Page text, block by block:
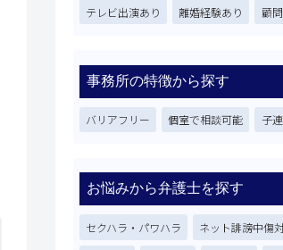
テレビ出演あり 離婚経験あり 顧
事務所の特徴から探す
バリアフリー 個室で相談可能 子
お悩みから弁護士を探す
セクハラ・パワハラ ネット誹謗中傷